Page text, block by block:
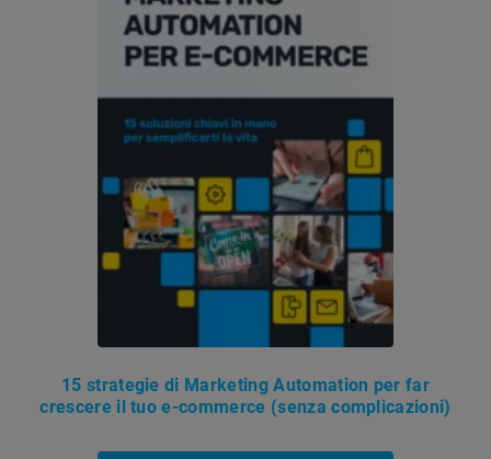
15 strategie di Marketing Automation per far
crescere il tuo e-commerce (senza complicazioni)